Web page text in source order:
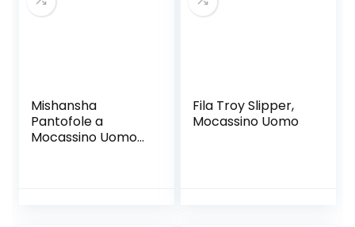
Mishansha
Pantofole a
Mocassino Uomo
Fila Troy Slipper,
Mocassino Uomo